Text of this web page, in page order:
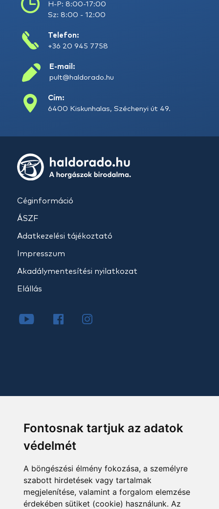
Fontosnak tartjuk az adatok
védelmét
A böngészési élmény fokozása, a személyre
szabott hirdetések vagy tartalmak
megjelenítése, valamint a forgalom elemzése
érdekében sütiket (cookie) használunk. Az
H-P: 8:00-17:00
Sz: 8:00 - 12:00
Telefon:
+36 20 945 7758
E-mail:
pult@haldorado.hu
Cím:
6400 Kiskunhalas, Széchenyi út 49.
Céginformáció
ÁSZF
Adatkezelési tájékoztató
Impresszum
Akadálymentesítési nyilatkozat
Elállás